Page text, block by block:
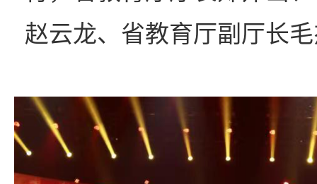
赵云龙、省教育厅副厅长